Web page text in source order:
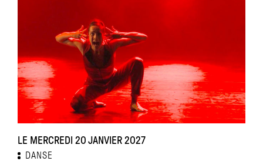
LE MERCREDI 20 JANVIER 2027
DANSE